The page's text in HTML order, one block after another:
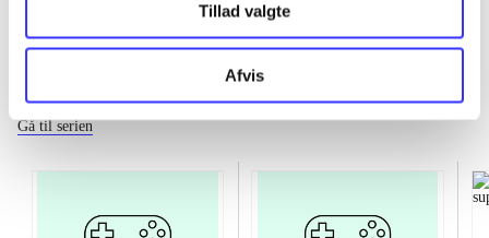
Tillad valgte
Afvis
Gå til serien